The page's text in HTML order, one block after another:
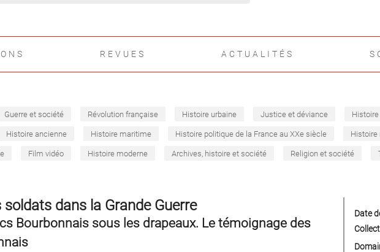
REVUES ACTUALITÉS
Guerre et société Révolution française Histoire urbaine Justice et déviance
Histoire ancienne Histoire maritime Histoire politique de la France au XXe siècle Histoire
Film vidéo Histoire moderne Archives, histoire et société Religion et société
soldats dans la Grande Guerre
Bourbonnais sous les drapeaux. Le témoignage des
Date